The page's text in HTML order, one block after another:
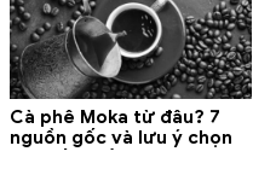
Cà phê Moka từ đâu? 7
nguồn gốc và lưu ý chọn